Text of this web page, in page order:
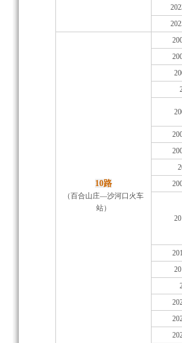
10路
（百合山庄—沙河口火车
站）